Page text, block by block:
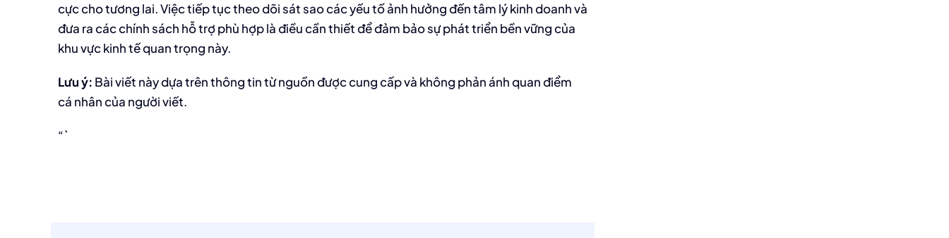
cực cho tương lai. Việc tiếp tục theo dõi sát sao các yếu tố ảnh hưởng đến tâm lý kinh doanh và
đưa ra các chính sách hỗ trợ phù hợp là điều cần thiết để đảm bảo sự phát triển bền vững của
khu vực kinh tế quan trọng này.
Lưu ý: Bài viết này dựa trên thông tin từ nguồn được cung cấp và không phản ánh quan điểm
cá nhân của người viết.
“`